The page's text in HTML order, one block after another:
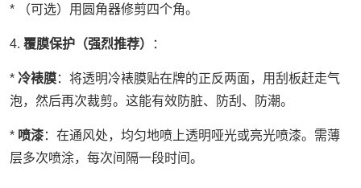
* （可选）用圆角器修剪四个角。
4. 覆膜保护（强烈推荐） ：
* 冷裱膜：将透明冷裱膜贴在牌的正反两面，用刮板赶走气
泡，然后再次裁剪。这能有效防脏、防刮、防潮。
* 喷漆：在通风处，均匀地喷上透明哑光或亮光喷漆。需薄
层多次喷涂，每次间隔一段时间。